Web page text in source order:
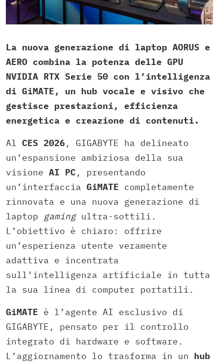
La nuova generazione di laptop AORUS e
AERO combina la potenza delle GPU
NVIDIA RTX Serie 50 con l’intelligenza
di GiMATE, un hub vocale e visivo che
gestisce prestazioni, efficienza
energetica e creazione di contenuti.
Al CES 2026, GIGABYTE ha delineato
un’espansione ambiziosa della sua
visione AI PC , presentando
un’interfaccia GiMATE completamente
rinnovata e una nuova generazione di
laptop gamingultra-sottili.
L’obiettivo è chiaro: offrire
un’esperienza utente veramente
adattiva e incentrata
sull’intelligenza artificiale in tutta
la sua linea di computer portatili.
GiMATE è l’agente AI esclusivo di
GIGABYTE, pensato per il controllo
integrato di hardware e software.
L’aggiornamento lo trasforma in un hub